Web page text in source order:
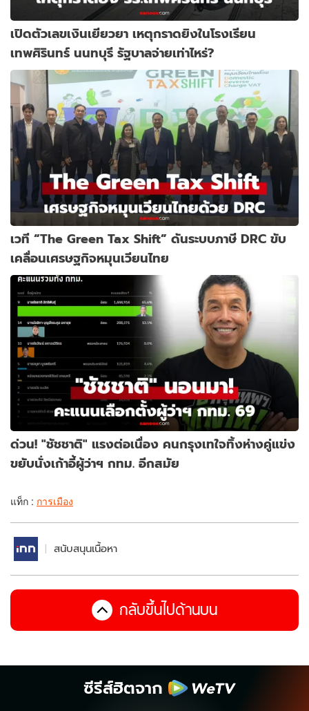
เปิดตัวเลขเงินเยียวยา เหตุกราดยิงในโรงเรียน
เทพศิรินทร์ นนทบุรี รัฐบาลจ่ายเท่าไหร่?
เวที “The Green Tax Shift” ดันระบบภาษี DRC ขับ
เคลื่อนเศรษฐกิจหมุนเวียนไทย
ด่วน! "ชัชชาติ" แรงต่อเนื่อง คนกรุงเทใจทิ้งห่างคู่แข่ง
ขยับนั่งเก้าอี้ผู้ว่าฯ กทม. อีกสมัย
แท็ก : การเมือง
สนับสนุนเนื้อหา
กลับขึ้นไปด้านบน
ซีรีส์ฮิตจาก